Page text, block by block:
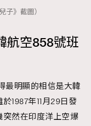
子》截圖）
航空858號班
最明顯的相信是大韓
1987年11月29日發
然在印度洋上空爆